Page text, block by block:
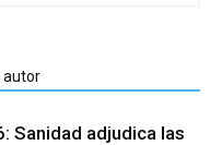
autor
Sanidad adjudica las